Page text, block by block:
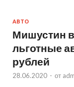
АВТО
Мишустин
льготные
рублей
28.06.2020 - от